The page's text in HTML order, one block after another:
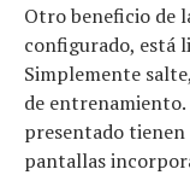
Otro beneficio de
configurado, está
Simplemente
de entrenamiento.
presentado tienen
pantallas